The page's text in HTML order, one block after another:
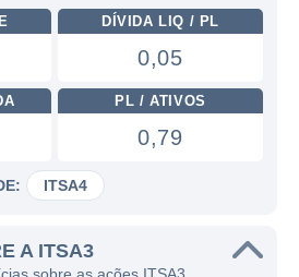
DÍVIDA LIQ / PL
0,05
PL / ATIVOS
0,79
ITSA4
A ITSA3